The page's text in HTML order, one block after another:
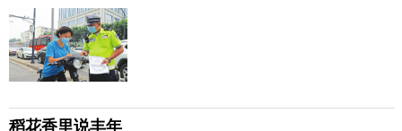
稻花香里说丰年